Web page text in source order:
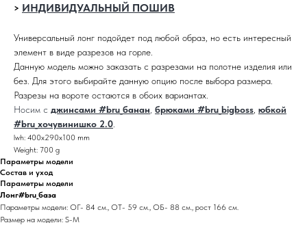
> ИНДИВИДУАЛЬНЫЙ ПОШИВ
Универсальный лонг подойдет под любой образ, но есть интересный
элемент в виде разрезов на горле.
Данную модель можно заказать с разрезами на полотне изделия или
без. Для этого выбирайте данную опцию после выбора размера.
Разрезы на вороте остаются в обоих вариантах.
Носим с джинсами #bru_банан брюками #bru_bigboss юбкой
#bru_хочувинишко 2.0
lwh: 400x290x100 mm
Weight: 700 g
Параметры модели
Состав и уход
Параметры модели
Лонг#bru_база
Параметры модели: ОГ- 84 см., ОТ- 59 см., ОБ- 88 см., рост 166 см.
Размер на модели: S-M